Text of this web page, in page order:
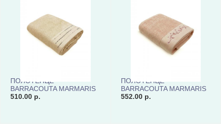
ПОЛОТЕНЦЕ
BARRACOUTA MARMARIS
MAR70140-04 КОД8551
510.00 р.
ПОЛОТЕНЦЕ
BARRACOUTA MARMARIS
MAR70140-05 КОД8551
552.00 р.